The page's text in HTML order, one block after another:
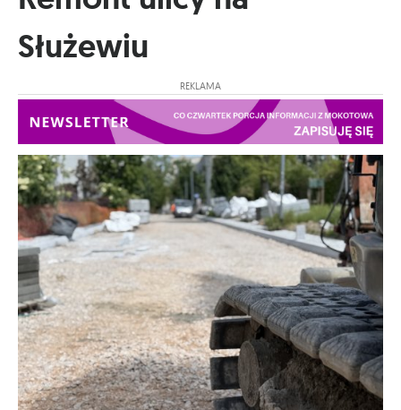
Służewiu
REKLAMA